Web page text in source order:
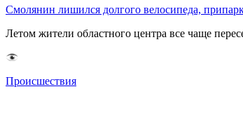
Смолянин лишился долгого велосипеда,
Летом жители областного центра все чаще
Происшествия